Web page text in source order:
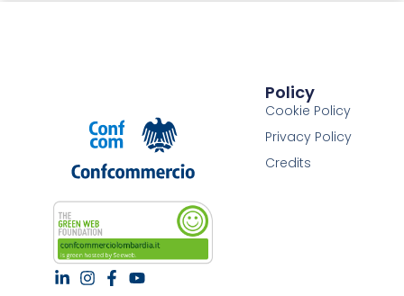
Policy
Cookie Policy
Privacy Policy
Credits